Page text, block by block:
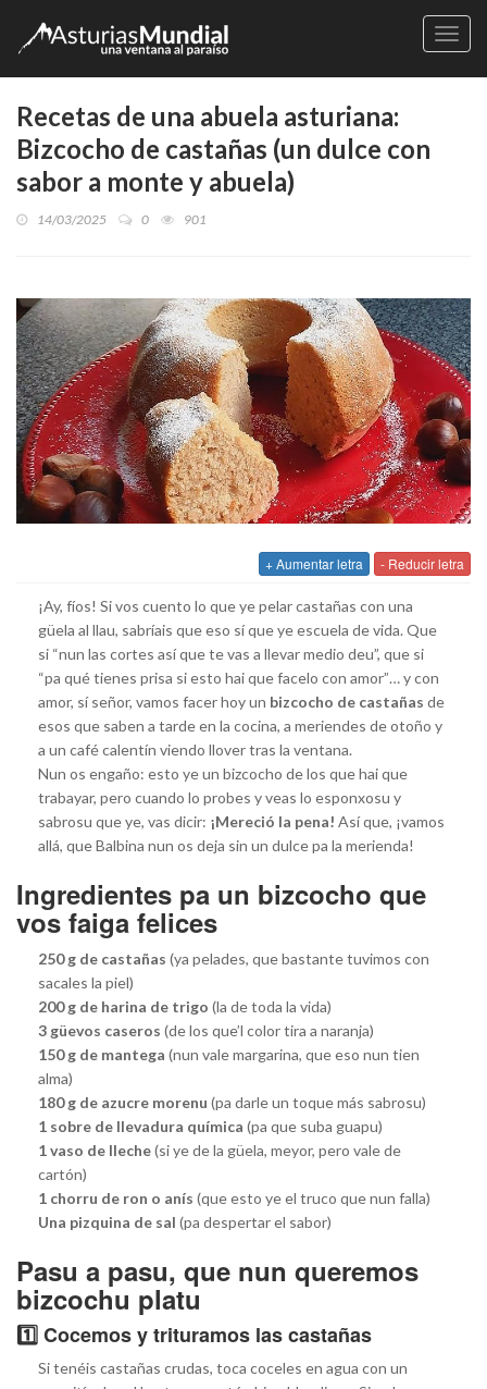
Recetas de una abuela asturiana:
Bizcocho de castañas (un dulce con
sabor a monte y abuela)
14/03/2025 0 901
+ Aumentar letra - Reducir letra
¡Ay, fíos! Si vos cuento lo que ye pelar castañas con una
güela al llau, sabríais que eso sí que ye escuela de vida. Que
si “nun las cortes así que te vas a llevar medio deu”, que si
“pa qué tienes prisa si esto hai que facelo con amor”… y con
amor, sí señor, vamos facer hoy un bizcocho de castañas de
esos que saben a tarde en la cocina, a meriendes de otoño y
a un café calentín viendo llover tras la ventana.
Nun os engaño: esto ye un bizcocho de los que hai que
trabayar, pero cuando lo probes y veas lo esponxosu y
sabrosu que ye, vas dicir: ¡Mereció la pena! Así que, ¡vamos
allá, que Balbina nun os deja sin un dulce pa la merienda!
Ingredientes pa un bizcocho que
vos faiga felices
250 g de castañas (ya pelades, que bastante tuvimos con
sacales la piel)
200 g de harina de trigo (la de toda la vida)
3 güevos caseros (de los que’l color tira a naranja)
150 g de mantega (nun vale margarina, que eso nun tien
alma)
180 g de azucre morenu (pa darle un toque más sabrosu)
1 sobre de llevadura química (pa que suba guapu)
1 vaso de lleche(si ye de la güela, meyor, pero vale de
cartón)
1 chorru de ron o anís (que esto ye el truco que nun falla)
Una pizquina de sal (pa despertar el sabor)
Pasu a pasu, que nun queremos
bizcochu platu
1️⃣ Cocemos y trituramos las castañas
Si tenéis castañas crudas, toca coceles en agua con un